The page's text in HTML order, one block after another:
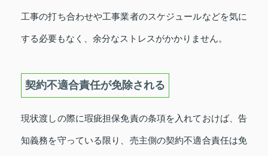
工事の打ち合わせや工事業者のスケジュールなどを気に
する必要もなく、余分なストレスがかかりません。
契約不適合責任が免除される
現状渡しの際に瑕疵担保免責の条項を入れておけば、告
知義務を守っている限り、売主側の契約不適合責任は免